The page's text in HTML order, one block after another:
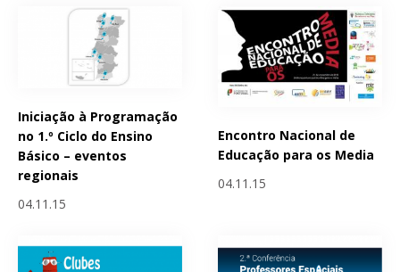
Iniciação à Programação
no 1.º Ciclo do Ensino
Básico – eventos
regionais
04.11.15
Encontro Nacional de
Educação para os Media
04.11.15